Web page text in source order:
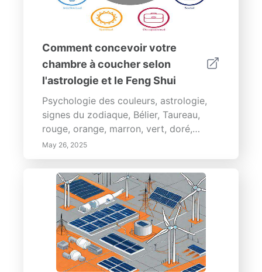
Comment concevoir votre
chambre à coucher selon
l'astrologie et le Feng Shui
Psychologie des couleurs, astrologie,
signes du zodiaque, Bélier, Taureau,
rouge, orange, marron, vert, doré,
personnalité, humeur, énergie, design,
mode, décoration d'intérieur
May 26, 2025